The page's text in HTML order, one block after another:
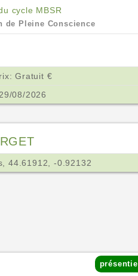
cycle MBSR
de Pleine Conscience
Gratuit €
29/08/2026
44.61912, -0.92132
présentiel